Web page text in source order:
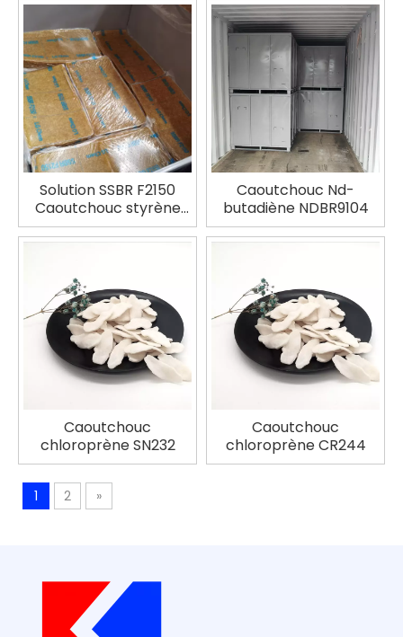
Solution SSBR F2150
Caoutchouc styrène
butadiène
Caoutchouc Nd-
butadiène NDBR9104
Caoutchouc
chloroprène SN232
Caoutchouc
chloroprène CR244
1 2 »